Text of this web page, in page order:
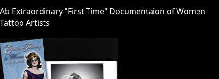
Ab Extraordinary "First Time" Documentaion of Women
Tattoo Artists